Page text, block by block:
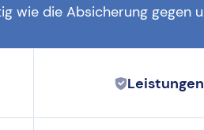
wie die Absicherung gegen
Leistungen